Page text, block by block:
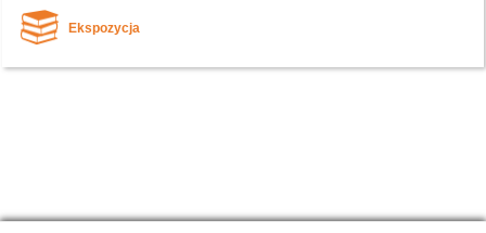
Ekspozycja